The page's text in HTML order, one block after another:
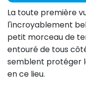
La toute première
l'incroyablement
petit morceau de
entouré de tous
semblent protéger
en ce lieu.